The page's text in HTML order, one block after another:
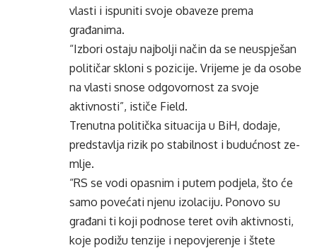
vlasti i ispuniti svoje obave­ze prema
građanima.
“Izbori ostaju najbolji način da se neuspješan
po­litičar skloni s pozicije. Vrijeme je da osobe
na vlasti snose odgovornost za svoje
aktivnosti”, ističe Field.
Trenutna politička si­tuacija u BiH, dodaje,
pred­stavlja rizik po stabilnost i budućnost ze­
mlje.
“RS se vodi opasnim i putem podjela, što će
samo povećati njenu izolaciju. Ponovo su
građani ti koji podnose teret ovih aktiv­nosti,
koje podižu tenzije i nepovjerenje i štete